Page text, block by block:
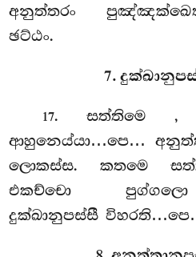
අනුත්තරං
ඡට්ඨං.
7.
17. සත්තිමෙ ,
ආහුනෙය්යා…පෙ…
ලොකස්ස. කතමෙ
එකච්චො පුග්ගලො
දුක්ඛානුපස්සී